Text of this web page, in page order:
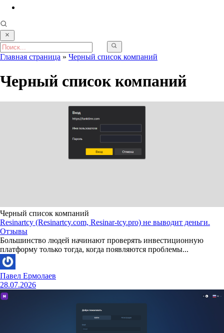
Главная страница » Черный список компаний
Черный список компаний
Черный список компаний
Resinartcy (Resinartcy.com, Resinar-tcy.pro) не выводит деньги.
Отзывы
Большинство людей начинают проверять инвестиционную
платформу только тогда, когда появляются проблемы...
Павел Ермолаев
28.07.2026